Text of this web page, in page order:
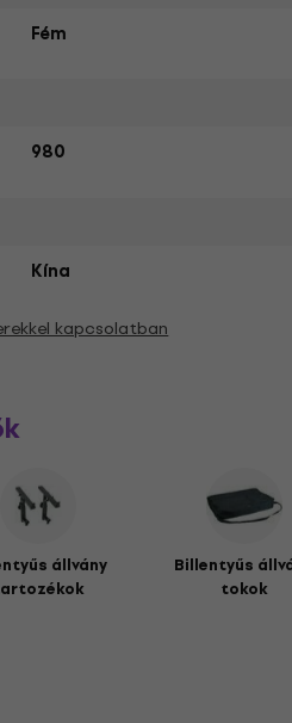
Fém
980
Kína
kapcsolatban
állvány
Billentyűs
tokok